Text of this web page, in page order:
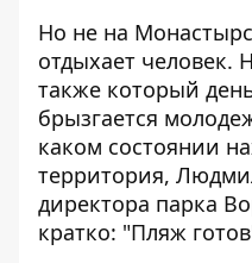
Но не на
отдыхает человек.
также который
брызгается
каком состоянии
территория,
директора парка
кратко: "Пляж